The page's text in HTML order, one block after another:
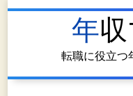
年
転職に役立つ